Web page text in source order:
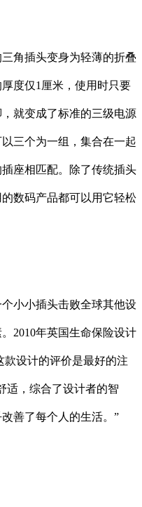
角插头变身为轻薄的折叠
度仅1厘米，使用时只要
就变成了标准的三级电源
三个为一组，集合在一起
座相匹配。除了传统插头
数码产品都可以用它轻松
小小插头击败全球其他设
2010年英国生命保险设计
款设计的评价是最好的注
适，综合了设计者的智
善了每个人的生活。”